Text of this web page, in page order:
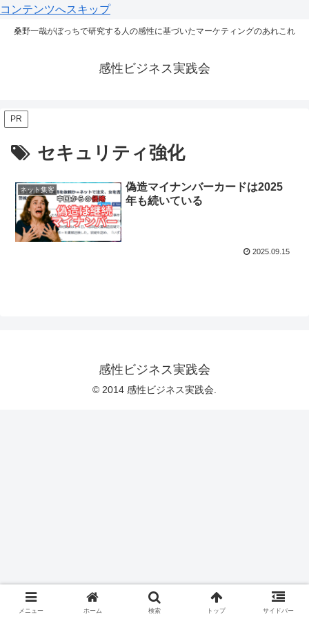
コンテンツへスキップ
桑野一哉がぼっちで研究する人の感性に基づいたマーケティングのあれこれ
感性ビジネス実践会
PR
セキュリティ強化
ネット集客
偽造マイナンバーカードは2025
年も続いている
2025.09.15
感性ビジネス実践会
© 2014 感性ビジネス実践会.
メニュー ホーム 検索 トップ サイドバー